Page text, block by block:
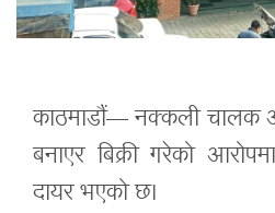
काठमाडौं— नक्कली चालक
बनाएर बिक्री गरेको
दायर भएको छ।